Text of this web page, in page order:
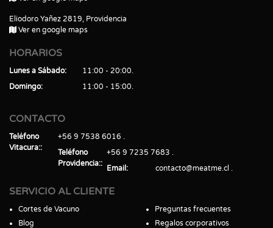
Eliodoro Yañez 2819, Providencia
Ver en google maps
HORARIOS
Lunes a Sábado
11:00 - 20:00
Domingo
11:00 - 15:00
CONTACTO
Teléfono
Vitacura:
+56 9 7538 6016
Teléfono
Providencia:
+56 9 7235 7683
Email
contacto@meatme.cl
SERVICIO AL CLIENTE
Cortes de Vacuno
Blog
Preguntas frecuentes
Regalos corporativos